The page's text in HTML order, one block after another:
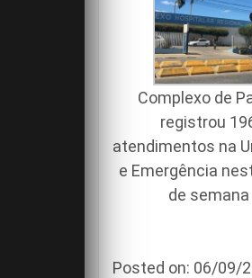
Complexo de
registrou
atendimentos na
e Emergência
de semana
Posted on: 06/09/